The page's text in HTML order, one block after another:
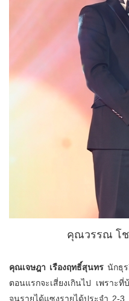
คุณวรรณ โช
คุณเจษฎา เรืองฤทธิ์สุนทร นักธุ
ตอนแรกจะเสี่ยงเกินไป เพราะ
จนรายได้แซงรายได้ประจำ 2-3